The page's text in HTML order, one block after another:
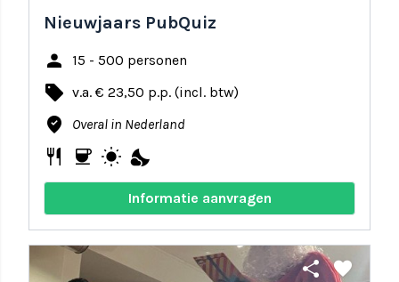
Nieuwjaars PubQuiz
person 15 - 500 personen
local_offer v.a. € 23,50 p.p. (incl. btw)
where_to_vote Overal in Nederland
restaurant coffee wb_sunny nights_stay
Informatie aanvragen
share favorite